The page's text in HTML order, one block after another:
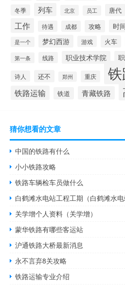
冬季 列车 北京 员工 唐代
工作 待遇 成都 攻略 时
是一个 梦幻西游 游戏 火车
第一条 线路 职业技术学院
诗人 还不 郑州 重庆
铁路运输 铁道 青藏铁路
猜你想看的文章
中国的铁路有什么
小小铁路攻略
铁路车辆检车员做什么
白鹤滩水电站工程工期（白鹤滩水电
关学增个人资料（关学增）
蒙华铁路有哪些客运站
沪通铁路大桥最新消息
永不言弃8关攻略
铁路运输专业介绍